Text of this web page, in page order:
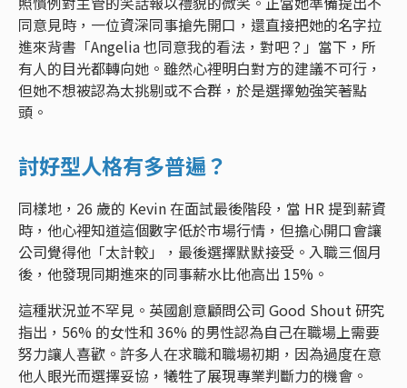
同意見時，一位資深同事搶先開口，還直接把她的名字拉
進來背書「Angelia 也同意我的看法，對吧？」當下，所
有人的目光都轉向她。雖然心裡明白對方的建議不可行，
但她不想被認為太挑剔或不合群，於是選擇勉強笑著點
頭。
討好型人格有多普遍？
同樣地，26 歲的 Kevin 在面試最後階段，當 HR 提到薪資
時，他心裡知道這個數字低於市場行情，但擔心開口會讓
公司覺得他「太計較」，最後選擇默默接受。入職三個月
後，他發現同期進來的同事薪水比他高出 15%。
這種狀況並不罕見。英國創意顧問公司 Good Shout 研究
指出，56% 的女性和 36% 的男性認為自己在職場上需要
努力讓人喜歡。許多人在求職和職場初期，因為過度在意
他人眼光而選擇妥協，犧牲了展現專業判斷力的機會。